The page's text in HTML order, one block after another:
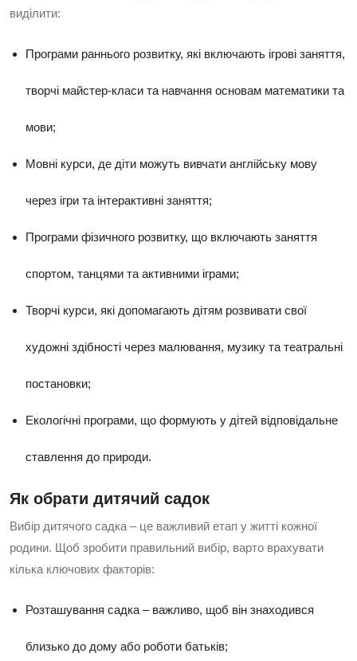
виділити:
Програми раннього розвитку, які включають ігрові заняття,
творчі майстер-класи та навчання основам математики та
мови;
Мовні курси, де діти можуть вивчати англійську мову
через ігри та інтерактивні заняття;
Програми фізичного розвитку, що включають заняття
спортом, танцями та активними іграми;
Творчі курси, які допомагають дітям розвивати свої
художні здібності через малювання, музику та театральні
постановки;
Екологічні програми, що формують у дітей відповідальне
ставлення до природи.
Як обрати дитячий садок
Вибір дитячого садка – це важливий етап у житті кожної
родини. Щоб зробити правильний вибір, варто врахувати
кілька ключових факторів:
Розташування садка – важливо, щоб він знаходився
близько до дому або роботи батьків;